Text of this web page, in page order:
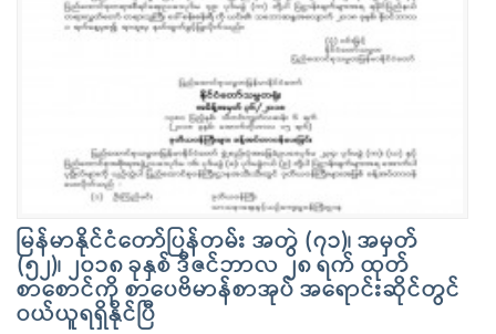
မြန်မာနိုင်ငံတော်ပြန်တမ်း အတွဲ (၇၁)၊ အမှတ်
(၅၂)၊ ၂၀၁၈ ခုနှစ် ဒီဇင်ဘာလ ၂၈ ရက် ထုတ်
စာစောင်ကို စာပေဗိမာန်စာအုပ် အရောင်းဆိုင်တွင်
ဝယ်ယူရရှိနိုင်ပြီ